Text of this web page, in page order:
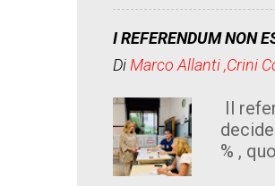
come
per la
male
I REFERENDUM NON
Di Marco Allanti ,Crini
Il
% ,